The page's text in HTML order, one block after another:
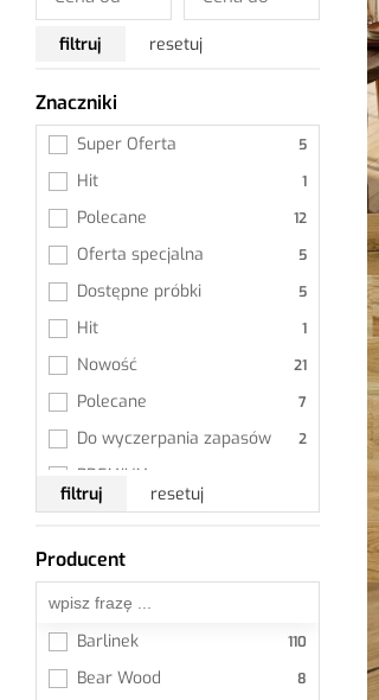
Kleje
Grunty
filtruj resetuj
Znaczniki
Super Oferta
Hit
Polecane
Oferta specjalna
Dostępne próbki
Hit
Nowość
Polecane
Do wyczerpania zapasów
PREMIUM
TOP
filtruj resetuj
Producent
Barlinek
Bear Wood